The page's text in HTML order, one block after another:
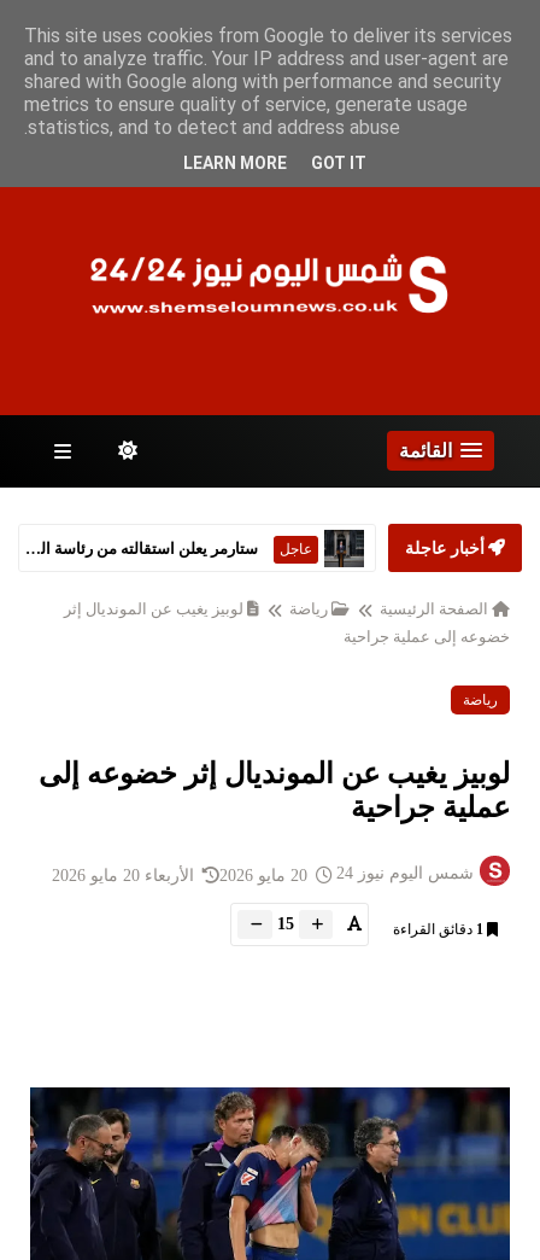
الصفحات
القائمة
أخبار عاجلة عاجل ستارمر يعلن استقالته من رئاسة الحكومة البريطانية
الصفحة الرئيسية رياضة
لوبيز يغيب عن المونديال إثر
خضوعه إلى عملية جراحية
رياضة
لوبيز يغيب عن المونديال إثر خضوعه إلى
عملية جراحية
شمس اليوم نيوز 24 الأربعاء 20 مايو 2026
1 دقائق القراءة 15
This site uses cookies from Google to deliver its services
and to analyze traffic. Your IP address and user-agent are
shared with Google along with performance and security
metrics to ensure quality of service, generate usage
statistics, and to detect and address abuse.
LEARN MORE GOT IT